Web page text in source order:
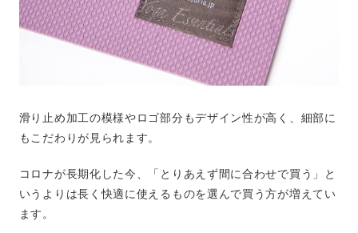
滑り止め加工の模様やロゴ部分もデザイン性が高く、細部に
もこだわりが見られます。
コロナが長期化した今、「とりあえず間に合わせで買う」と
いうよりは長く快適に使えるものを選んで買う方が増えてい
ます。